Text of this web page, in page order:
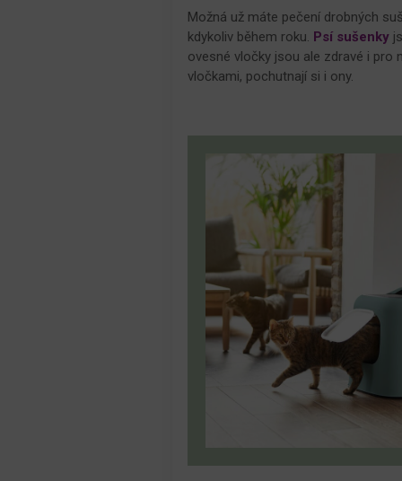
Možná už máte pečení drobných
kdykoliv během roku. Psí sušenky
ovesné vločky jsou ale zdravé i pro
vločkami, pochutnají si i ony.